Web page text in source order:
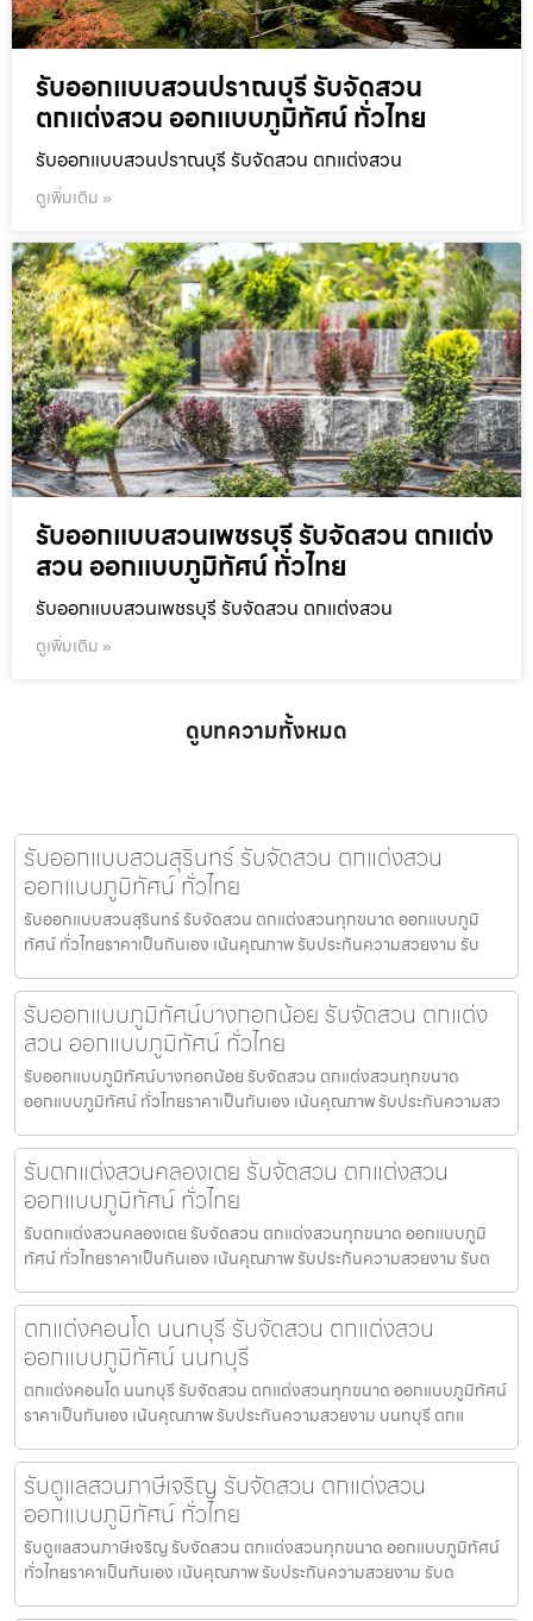
รับออกแบบสวนปราณบุรี รับจัดสวน
ตกแต่งสวน ออกแบบภูมิทัศน์ ทั่วไทย
รับออกแบบสวนปราณบุรี รับจัดสวน ตกแต่งสวน
ดูเพิ่มเติม »
รับออกแบบสวนเพชรบุรี รับจัดสวน ตกแต่ง
สวน ออกแบบภูมิทัศน์ ทั่วไทย
รับออกแบบสวนเพชรบุรี รับจัดสวน ตกแต่งสวน
ดูเพิ่มเติม »
ดูบทความทั้งหมด
รับออกแบบสวนสุรินทร์ รับจัดสวน ตกแต่งสวน
ออกแบบภูมิทัศน์ ทั่วไทย
รับออกแบบสวนสุรินทร์ รับจัดสวน ตกแต่งสวนทุกขนาด ออกแบบภูมิ
ทัศน์ ทั่วไทยราคาเป็นกันเอง เน้นคุณภาพ รับประกันความสวยงาม รับ
รับออกแบบภูมิทัศน์บางกอกน้อย รับจัดสวน ตกแต่ง
สวน ออกแบบภูมิทัศน์ ทั่วไทย
รับออกแบบภูมิทัศน์บางกอกน้อย รับจัดสวน ตกแต่งสวนทุกขนาด
ออกแบบภูมิทัศน์ ทั่วไทยราคาเป็นกันเอง เน้นคุณภาพ รับประกันความสว
รับตกแต่งสวนคลองเตย รับจัดสวน ตกแต่งสวน
ออกแบบภูมิทัศน์ ทั่วไทย
รับตกแต่งสวนคลองเตย รับจัดสวน ตกแต่งสวนทุกขนาด ออกแบบภูมิ
ทัศน์ ทั่วไทยราคาเป็นกันเอง เน้นคุณภาพ รับประกันความสวยงาม รับต
ตกแต่งคอนโด นนทบุรี รับจัดสวน ตกแต่งสวน
ออกแบบภูมิทัศน์ นนทบุรี
ตกแต่งคอนโด นนทบุรี รับจัดสวน ตกแต่งสวนทุกขนาด ออกแบบภูมิทัศน์
ราคาเป็นกันเอง เน้นคุณภาพ รับประกันความสวยงาม นนทบุรี ตกแ
รับดูแลสวนภาษีเจริญ รับจัดสวน ตกแต่งสวน
ออกแบบภูมิทัศน์ ทั่วไทย
รับดูแลสวนภาษีเจริญ รับจัดสวน ตกแต่งสวนทุกขนาด ออกแบบภูมิทัศน์
ทั่วไทยราคาเป็นกันเอง เน้นคุณภาพ รับประกันความสวยงาม รับด